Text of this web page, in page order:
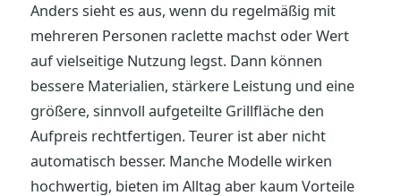
Anders sieht es aus, wenn du regelmäßig mit
mehreren Personen raclette machst oder Wert
auf vielseitige Nutzung legst. Dann können
bessere Materialien, stärkere Leistung und eine
größere, sinnvoll aufgeteilte Grillfläche den
Aufpreis rechtfertigen. Teurer ist aber nicht
automatisch besser. Manche Modelle wirken
hochwertig, bieten im Alltag aber kaum Vorteile